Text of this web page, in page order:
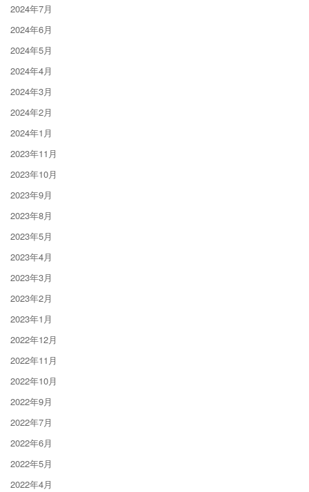
2024年7月
2024年6月
2024年5月
2024年4月
2024年3月
2024年2月
2024年1月
2023年11月
2023年10月
2023年9月
2023年8月
2023年5月
2023年4月
2023年3月
2023年2月
2023年1月
2022年12月
2022年11月
2022年10月
2022年9月
2022年7月
2022年6月
2022年5月
2022年4月